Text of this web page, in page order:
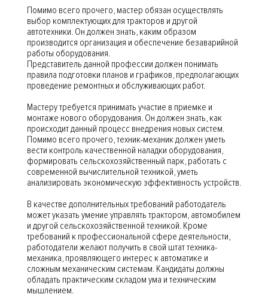
Помимо всего прочего, мастер обязан осуществлять
выбор комплектующих для тракторов и другой
автотехники. Он должен знать, каким образом
производится организация и обеспечение безаварийной
работы оборудования.
Представитель данной профессии должен понимать
правила подготовки планов и графиков, предполагающих
проведение ремонтных и обслуживающих работ.
Мастеру требуется принимать участие в приемке и
монтаже нового оборудования. Он должен знать, как
происходит данный процесс внедрения новых систем.
Помимо всего прочего, техник-механик должен уметь
вести контроль качественной наладки оборудования,
формировать сельскохозяйственный парк, работать с
современной вычислительной техникой, уметь
анализировать экономическую эффективность устройств.
В качестве дополнительных требований работодатель
может указать умение управлять трактором, автомобилем
и другой сельскохозяйственной техникой. Кроме
требований к профессиональной сфере деятельности,
работодатели желают получить в свой штат техника-
механика, проявляющего интерес к автоматике и
сложным механическим системам. Кандидаты должны
обладать практическим складом ума и техническим
мышлением.